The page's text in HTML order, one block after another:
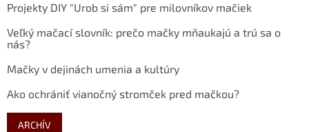
Projekty DIY "Urob si sám" pre milovníkov mačiek
Veľký mačací slovník: prečo mačky mňaukajú a trú sa o
nás?
Mačky v dejinách umenia a kultúry
Ako ochrániť vianočný stromček pred mačkou?
ARCHÍV